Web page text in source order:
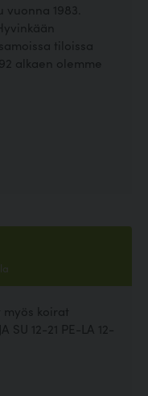
1983.
tiloissa
alkaen olemme
koirat
12-21 PE-LA 12-